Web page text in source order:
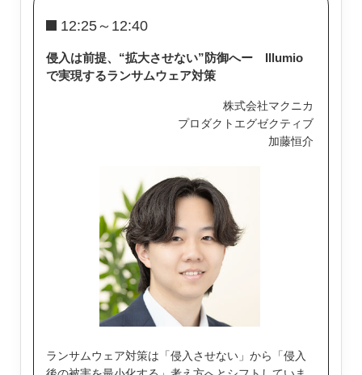
12:25～12:40
侵入は前提、“拡大させない”防御へー Illumio
で実現するランサムウェア対策
株式会社マクニカ
プロダクトエグゼクティブ
加藤恒介
ランサムウェア対策は「侵入させない」から「侵入